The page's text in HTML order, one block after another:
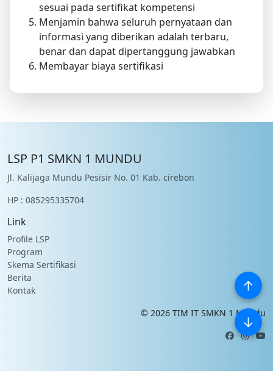
sesuai pada sertifikat kompetensi
Menjamin bahwa seluruh pernyataan dan
informasi yang diberikan adalah terbaru,
benar dan dapat dipertanggung jawabkan
Membayar biaya sertifikasi
LSP P1 SMKN 1 MUNDU
Jl. Kalijaga Mundu Pesisir No. 01 Kab. cirebon
HP : 085295335704
Link
Profile LSP
Program
Skema Sertifikasi
Berita
Kontak
© 2026 TIM IT SMKN 1 Mundu
↑
↓